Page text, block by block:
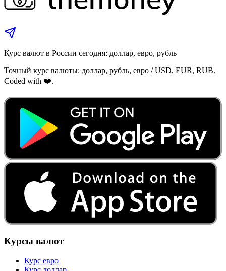
Курс валют в России сегодня: доллар, евро, рубль
Точный курс валюты: доллар, рубль, евро / USD, EUR, RUB.
Coded with ❤️.
Курсы валют
Курс евро